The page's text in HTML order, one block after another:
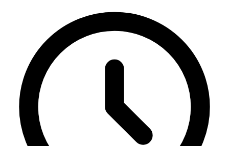
三人组合内能力最弱者。为了改变现状，他步入了反
派陷阱，引发了毁天灭地的危机......·💾夸克网盘| 💾
百度网盘| 💿迅雷网盘·📁 大小：3.2GB🏷 标签：#喜
剧 #leoziyuan #动画 #奇幻 #熊出没·年年有熊⬇️【评
论区可搜索】 | 🔍网盘专搜